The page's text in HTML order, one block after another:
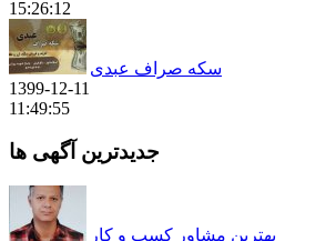
15:26:12
سکه صراف عبدی
1399-12-11
11:49:55
جدیدترین آگهی ها
بهترین مشاور کسب و کار